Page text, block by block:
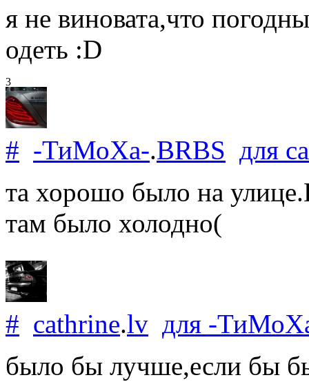
я не виновата,что
одеть :D
3
# -ТиМоХа-.BRBS для
та хорошо было на
там было холодно(
# cathrine.lv для -
было бы лучше,если бы